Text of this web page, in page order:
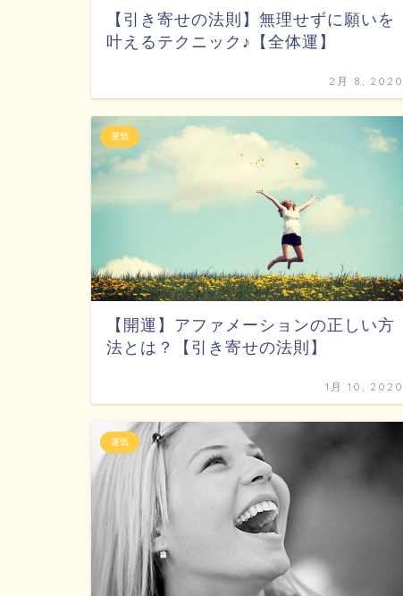
【引き寄せの法則】無理せずに願いを
叶えるテクニック♪【全体運】
2月 8, 2020
運気
【開運】アファメーションの正しい方
法とは？【引き寄せの法則】
1月 10, 2020
運気